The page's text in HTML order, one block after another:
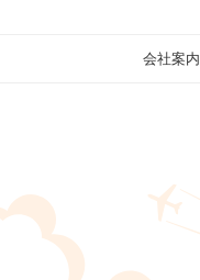
会社案内